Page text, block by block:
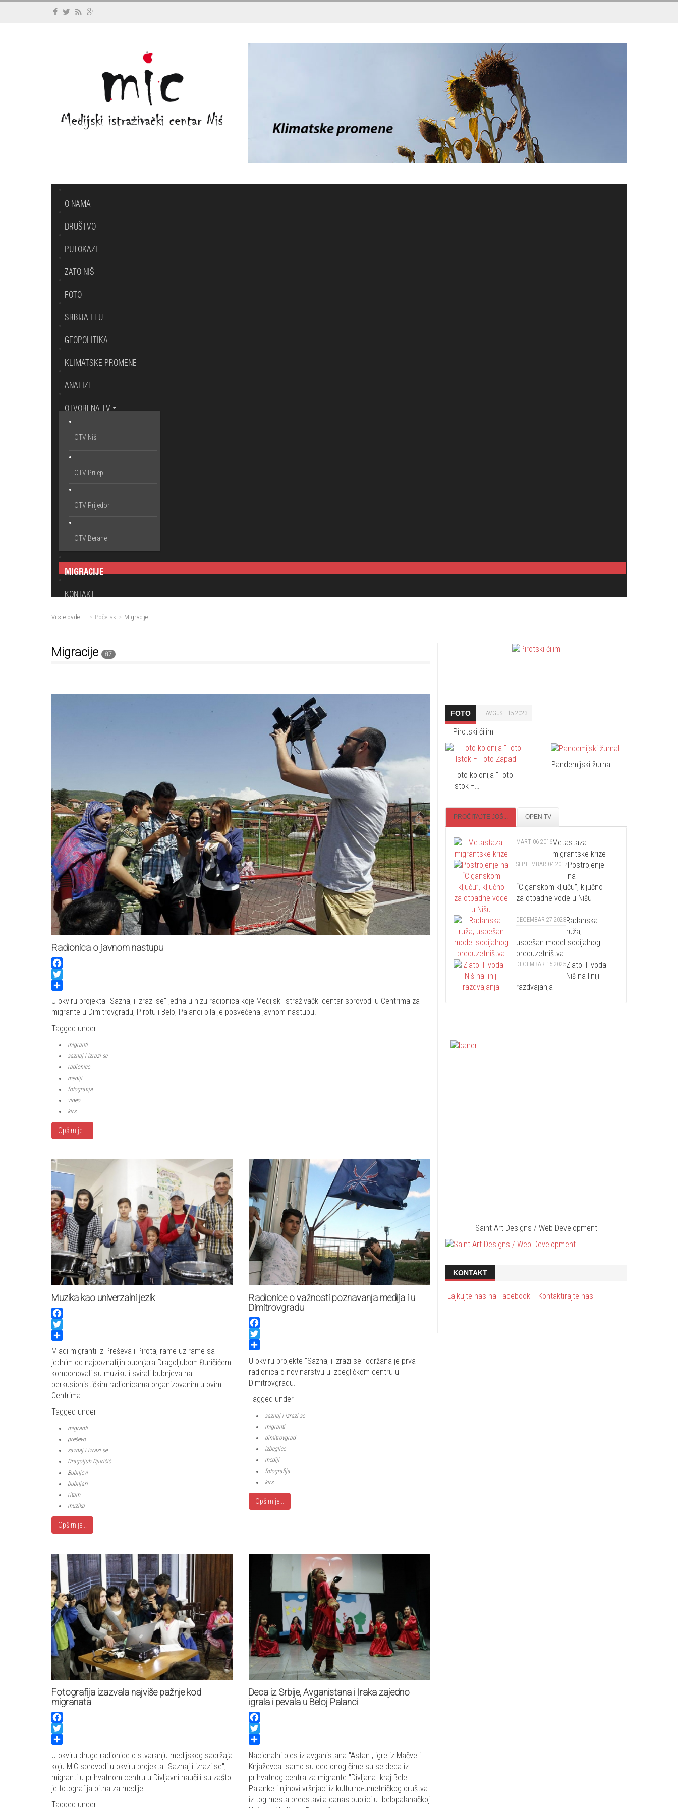
O NAMA
DRUŠTVO
PUTOKAZI
ZATO NIŠ
FOTO
SRBIJA I EU
GEOPOLITIKA
KLIMATSKE PROMENE
ANALIZE
OTVORENA TV
OTV Niš
OTV Prilep
OTV Prijedor
OTV Berane
MIGRACIJE
KONTAKT
Vi ste ovde: Početak Migracije
Migracije 87
Radionica o javnom nastupu
Facebook
Twitter
Share
U okviru projekta "Saznaj i izrazi se" jedna u nizu radionica koje Medijski istraživački centar sprovodi u Centrima za
migrante u Dimitrovgradu, Pirotu i Beloj Palanci bila je posvećena javnom nastupu.
Tagged under
migranti
saznaj i izrazi se
radionice
mediji
fotografija
video
kirs
Opširnije...
Muzika kao univerzalni jezik
Facebook
Twitter
Share
Mladi migranti iz Preševa i Pirota, rame uz rame sa
jednim od najpoznatijih bubnjara Dragoljubom Đuričićem
komponovali su muziku i svirali bubnjeva na
perkusionističkim radionicama organizovanim u ovim
Centrima.
Tagged under
migranti
preševo
saznaj i izrazi se
Dragoljub Djuričić
Bubnjevi
bubnjari
ritam
muzika
Opširnije...
Radionice o važnosti poznavanja medija i u
Dimitrovgradu
Facebook
Twitter
Share
U okviru projekte "Saznaj i izrazi se" održana je prva
radionica o novinarstvu u izbegličkom centru u
Dimitrovgradu.
Tagged under
saznaj i izrazi se
migranti
dimitrovgrad
izbeglice
mediji
fotografija
kirs
Opširnije...
Fotografija izazvala najviše pažnje kod
migranata
Facebook
Twitter
Share
U okviru druge radionice o stvaranju medijskog sadržaja
koju MIC sprovodi u okviru projekta "Saznaj i izrazi se",
migranti u prihvatnom centru u Divljavni naučili su zašto
je fotografija bitna za medije.
Tagged under
Deca iz Srbije, Avganistana i Iraka zajedno
igrala i pevala u Beloj Palanci
Facebook
Twitter
Share
Nacionalni ples iz avganistana "Astan", igre iz Mačve i
Knjaževca samo su deo onog čime su se deca iz
prihvatnog centra za migrante "Divljana" kraj Bele
Palanke i njihovi vršnjaci iz kulturno-umetničkog društva
iz tog mesta predstavila danas publici u belopalanačkoj
FOTO AVGUST 15 2023
Pirotski ćilim
Foto kolonija "Foto
Istok =…
Pandemijski žurnal
PROČITAJTE JOŠ... OPEN TV
MART 06 2016Metastaza
migrantske krize
SEPTEMBAR 04 2017Postrojenje
na
“Ciganskom ključu”, ključno
za otpadne vode u Nišu
DECEMBAR 27 2023Radanska
ruža,
uspešan model socijalnog
preduzetništva
DECEMBAR 15 2025Zlato ili voda -
Niš na liniji
razdvajanja
Saint Art Designs / Web Development
KONTAKT
Lajkujte nas na Facebook Kontaktirajte nas